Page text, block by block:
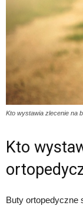
Kto wystawia zlecenie na
Kto
Buty ortopedyczne